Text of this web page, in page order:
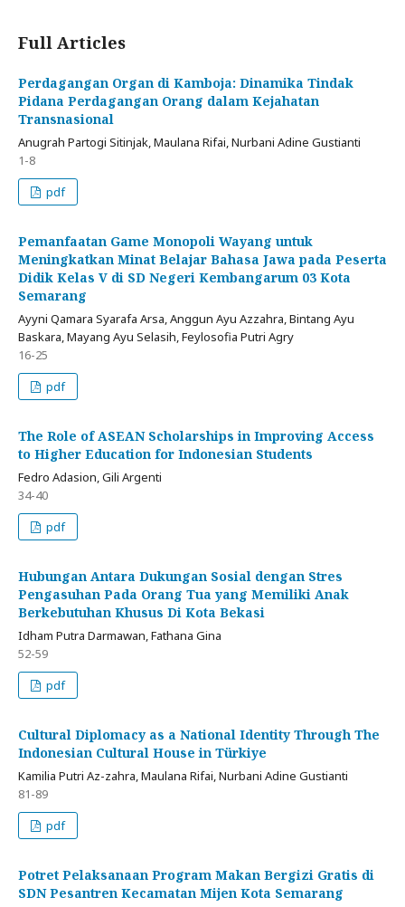
Full Articles
Perdagangan Organ di Kamboja: Dinamika Tindak
Pidana Perdagangan Orang dalam Kejahatan
Transnasional
Anugrah Partogi Sitinjak, Maulana Rifai, Nurbani Adine Gustianti
1-8
pdf
Pemanfaatan Game Monopoli Wayang untuk
Meningkatkan Minat Belajar Bahasa Jawa pada Peserta
Didik Kelas V di SD Negeri Kembangarum 03 Kota
Semarang
Ayyni Qamara Syarafa Arsa, Anggun Ayu Azzahra, Bintang Ayu
Baskara, Mayang Ayu Selasih, Feylosofia Putri Agry
16-25
pdf
The Role of ASEAN Scholarships in Improving Access
to Higher Education for Indonesian Students
Fedro Adasion, Gili Argenti
34-40
pdf
Hubungan Antara Dukungan Sosial dengan Stres
Pengasuhan Pada Orang Tua yang Memiliki Anak
Berkebutuhan Khusus Di Kota Bekasi
Idham Putra Darmawan, Fathana Gina
52-59
pdf
Cultural Diplomacy as a National Identity Through The
Indonesian Cultural House in Türkiye
Kamilia Putri Az-zahra, Maulana Rifai, Nurbani Adine Gustianti
81-89
pdf
Potret Pelaksanaan Program Makan Bergizi Gratis di
SDN Pesantren Kecamatan Mijen Kota Semarang